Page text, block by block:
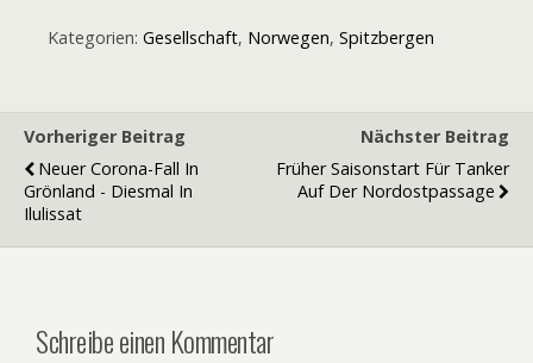
Kategorien: Gesellschaft, Norwegen, Spitzbergen
Vorheriger Beitrag
Neuer Corona-Fall In
Grönland - Diesmal In
Ilulissat
Nächster Beitrag
Früher Saisonstart Für Tanker
Auf Der Nordostpassage
Schreibe einen Kommentar